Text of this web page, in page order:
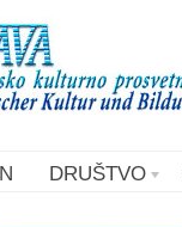
DRUŠTVO